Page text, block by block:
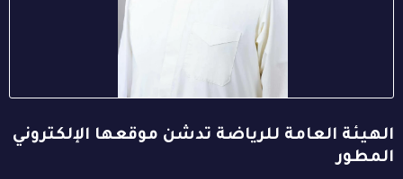
الهيئة العامة للرياضة تدشن موقعها الإلكتروني
المطور